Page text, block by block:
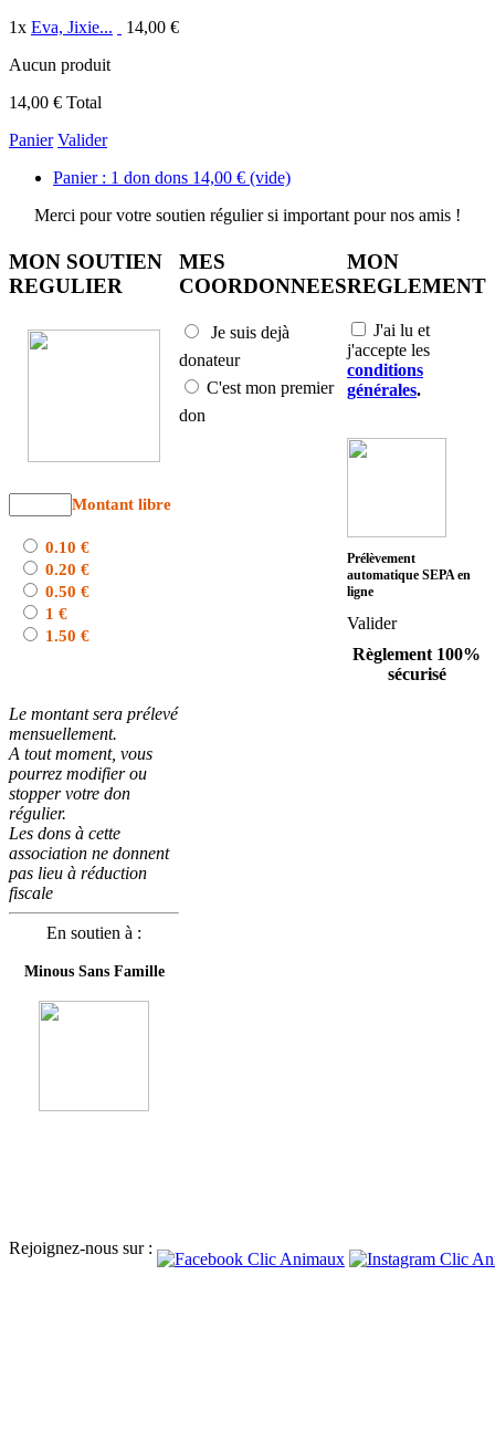
1x Eva, Jixie...
14,00 €
Aucun produit
14,00 € Total
Panier Valider
Panier : 1 don dons 14,00 € (vide)
Merci pour votre soutien régulier si important pour nos amis !
MON SOUTIEN
REGULIER
Montant libre
0.10 €
0.20 €
0.50 €
1 €
1.50 €
Le montant sera prélevé
mensuellement.
A tout moment, vous
pourrez modifier ou
stopper votre don
régulier.
Les dons à cette
association ne donnent
pas lieu à réduction
fiscale
En soutien à :
Minous Sans Famille
MES
COORDONNEES
Je suis dejà
donateur
C'est mon premier
don
MON
REGLEMENT
J'ai lu et
j'accepte les
conditions
générales.
Prélèvement
automatique SEPA en
ligne
Valider
Règlement 100%
sécurisé
Rejoignez-nous sur :